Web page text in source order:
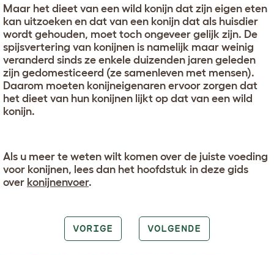
Maar het dieet van een wild konijn dat zijn eigen eten
kan uitzoeken en dat van een konijn dat als huisdier
wordt gehouden, moet toch ongeveer gelijk zijn. De
spijsvertering van konijnen is namelijk maar weinig
veranderd sinds ze enkele duizenden jaren geleden
zijn gedomesticeerd (ze samenleven met mensen).
Daarom moeten konijneigenaren ervoor zorgen dat
het dieet van hun konijnen lijkt op dat van een wild
konijn.
Als u meer te weten wilt komen over de juiste voeding
voor konijnen, lees dan het hoofdstuk in deze gids
over konijnenvoer.
VORIGE VOLGENDE